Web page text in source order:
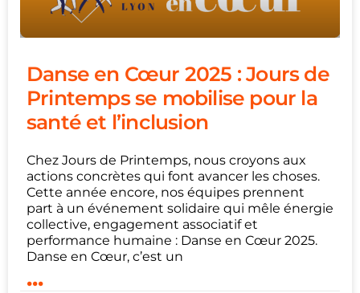
Danse en Cœur 2025 : Jours de
Printemps se mobilise pour la
santé et l’inclusion
Chez Jours de Printemps, nous croyons aux
actions concrètes qui font avancer les choses.
Cette année encore, nos équipes prennent
part à un événement solidaire qui mêle énergie
collective, engagement associatif et
performance humaine : Danse en Cœur 2025.
Danse en Cœur, c’est un
...